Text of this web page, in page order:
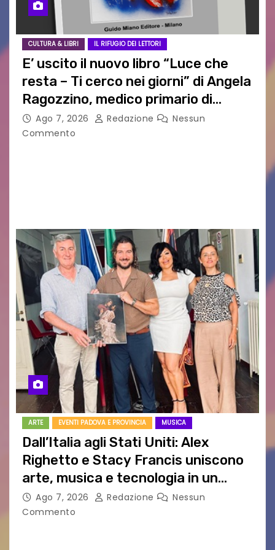
CULTURA & LIBRI IL RIFUGIO DEI LETTORI
E’ uscito il nuovo libro “Luce che
resta – Ti cerco nei giorni” di Angela
Ragozzino, medico primario di
Capua
Ago 7, 2026 Redazione
Nessun
Commento
ARTE EVENTI PADOVA E PROVINCIA MUSICA
Dall’Italia agli Stati Uniti: Alex
Righetto e Stacy Francis uniscono
arte, musica e tecnologia in un
nuovo progetto internazionale”
Ago 7, 2026 Redazione
Nessun
Commento